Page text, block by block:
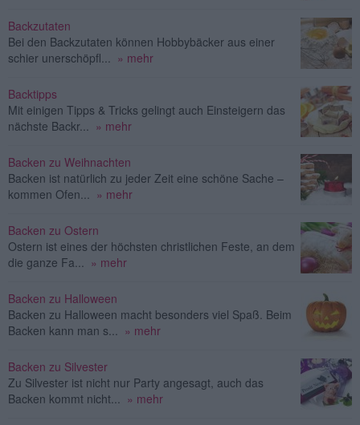
Backzutaten
Bei den Backzutaten können Hobbybäcker aus einer
schier unerschöpfl...
» mehr
Backtipps
Mit einigen Tipps & Tricks gelingt auch Einsteigern das
nächste Backr...
» mehr
Backen zu Weihnachten
Backen ist natürlich zu jeder Zeit eine schöne Sache –
kommen Ofen...
» mehr
Backen zu Ostern
Ostern ist eines der höchsten christlichen Feste, an dem
die ganze Fa...
» mehr
Backen zu Halloween
Backen zu Halloween macht besonders viel Spaß. Beim
Backen kann man s...
» mehr
Backen zu Silvester
Zu Silvester ist nicht nur Party angesagt, auch das
Backen kommt nicht...
» mehr